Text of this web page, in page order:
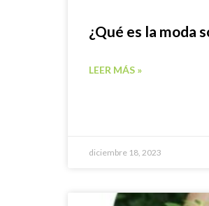
¿Qué es la moda
LEER MÁS »
diciembre 18, 2023